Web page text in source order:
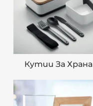
Кутии За Храна